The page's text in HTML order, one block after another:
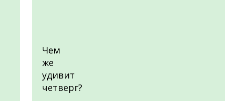
Чем
же
удивит
четверг?